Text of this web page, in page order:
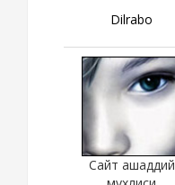
Dilrabo
Сайт ашаддий